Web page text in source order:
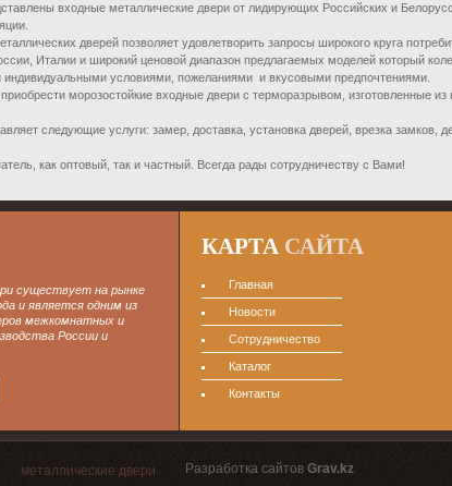
входные металлические двери от лидирующих Российских и
дверей позволяет удовлетворить запросы широкого круга
Италии и широкий ценовой диапазон предлагаемых моделей который
условиями, пожеланиями и вкусовыми предпочтениями.
морозостойкие входные двери с терморазрывом, изготовленные
следующие услуги: замер, доставка, установка дверей, врезка замков,
как оптовый, так и частный. Всегда рады сотрудничеству с Вами!
существует на рынке
и является одним из
межкомнатных и
России и
КАРТА САЙТА
Главная
Новости
Сотрудничество
Каталог
Контакты
металлические двери Разработка сайтов Grav.kz